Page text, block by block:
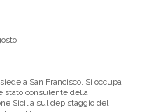
a San Francisco. Si occupa
stato consulente della
Sicilia sul depistaggio del